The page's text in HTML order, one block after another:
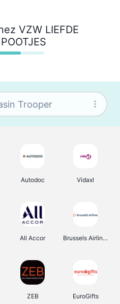
VZW LIEFDE
Autodoc Vidaxl
All Accor Brussels Airlines
ZEB EuroGifts